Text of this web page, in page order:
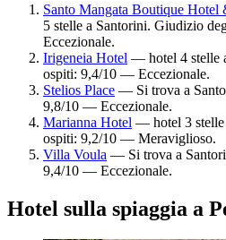
Santo Mangata Boutique
5 stelle a Santorini. Giudizio
Eccezionale.
Irigeneia Hotel — hotel 4 stelle
ospiti: 9,4/10 — Eccezionale.
Stelios Place — Si trova a
9,8/10 — Eccezionale.
Marianna Hotel — hotel 3 stelle
ospiti: 9,2/10 — Meraviglioso.
Villa Voula — Si trova a
9,4/10 — Eccezionale.
Hotel sulla spiaggia a